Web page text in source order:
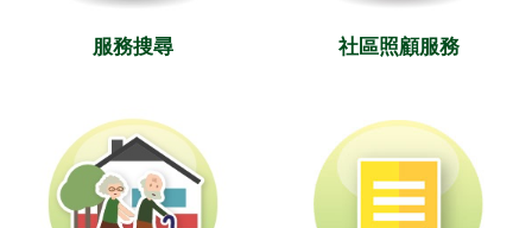
服務搜尋 社區照顧服務